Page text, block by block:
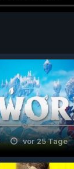
vor 25 Tage